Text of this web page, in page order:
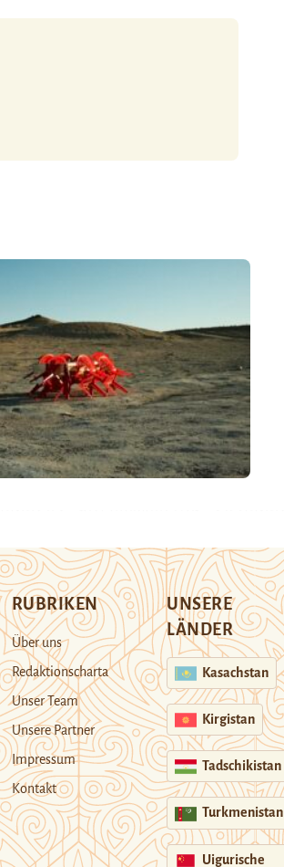
RUBRIKEN
Über uns
Redaktionscharta
Unser Team
Unsere Partner
Impressum
Kontakt
UNSERE
LÄNDER
Kasachstan
Kirgistan
Tadschikistan
Turkmenistan
Uigurische